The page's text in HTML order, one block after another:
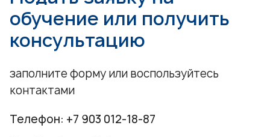
обучение или получить
консультацию
заполните форму или воспользуйтесь
контактами
Телефон: +7 903 012-18-87